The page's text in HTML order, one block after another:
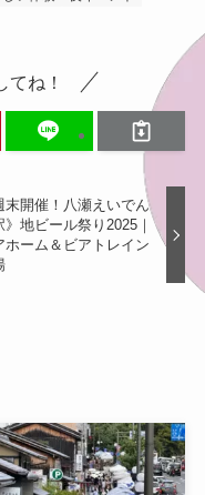
てね！
末開催！八瀬えいでん
》地ビール祭り2025｜
ホーム＆ビアトレイン